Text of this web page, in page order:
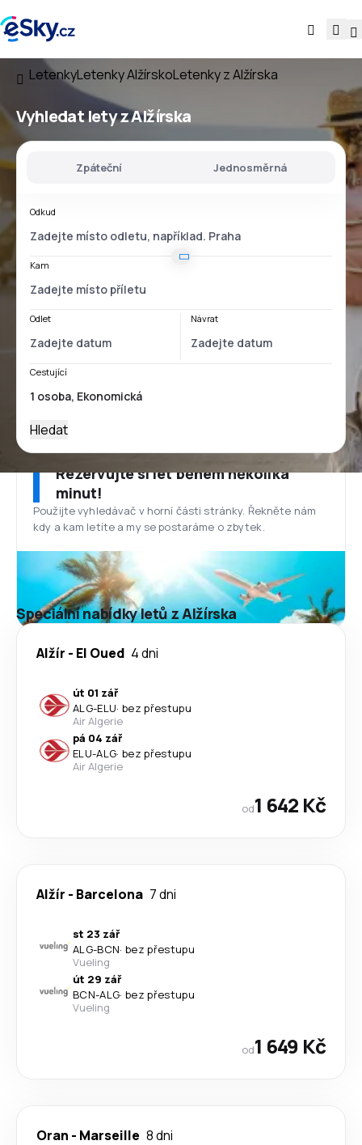
LetenkyLetenky AlžírskoLetenky z Alžírska
Vyhledat letyz Alžírska
Zpáteční Jednosměrná
Odkud
Kam
Odlet Návrat
Cestující
Hledat
Rezervujte si let během několika
minut!
Použijte vyhledávač v horní části stránky. Řekněte nám
kdy a kam letíte a my se postaráme o zbytek.
Speciální nabídky letů z Alžírska
Alžír - El Oued 4 dni
út 01 zář
ALG-ELU· bez přestupu
Air Algerie
pá 04 zář
ELU-ALG· bez přestupu
Air Algerie
od1 642 Kč
Alžír - Barcelona 7 dni
st 23 zář
ALG-BCN· bez přestupu
Vueling
út 29 zář
BCN-ALG· bez přestupu
Vueling
od1 649 Kč
Oran - Marseille 8 dni